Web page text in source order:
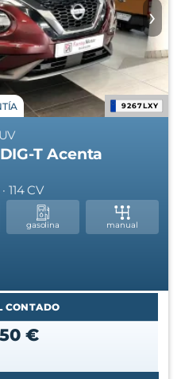
›
9267LXY
T Acenta
114 CV
gasolina manual
CONTADO
€